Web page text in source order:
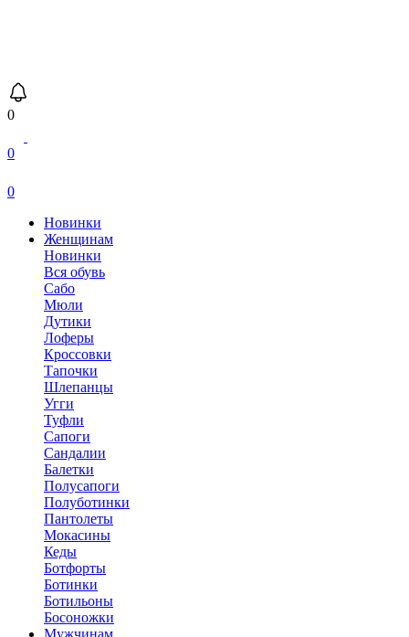
0
0
0
Новинки
Женщинам
Новинки
Вся обувь
Сабо
Мюли
Дутики
Лоферы
Кроссовки
Тапочки
Шлепанцы
Угги
Туфли
Сапоги
Сандалии
Балетки
Полусапоги
Полуботинки
Пантолеты
Мокасины
Кеды
Ботфорты
Ботинки
Ботильоны
Босоножки
Мужчинам